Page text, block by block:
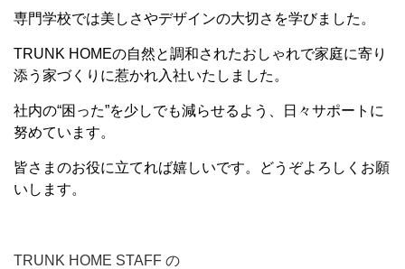
専門学校では美しさやデザインの大切さを学びました。
TRUNK HOMEの自然と調和されたおしゃれで家庭に寄り
添う家づくりに惹かれ入社いたしました。
社内の“困った”を少しでも減らせるよう、日々サポートに
努めています。
皆さまのお役に立てれば嬉しいです。どうぞよろしくお願
いします。
TRUNK HOME STAFF の